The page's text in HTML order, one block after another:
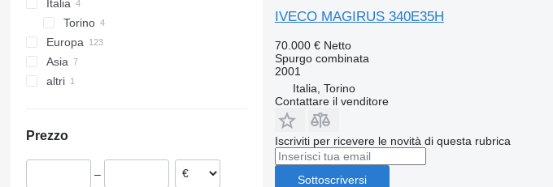
Italia
Torino
Europa
Francia
Ungheria
Asia
altri
Prezzo
–
IVECO MAGIRUS 340E35H
70.000 € Netto
Spurgo combinata
2001
Italia, Torino
Contattare il venditore
Iscriviti per ricevere le novità di questa rubrica
Sottoscriversi